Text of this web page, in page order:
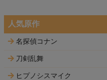
人気原作
名探偵コナン
刀剣乱舞
ヒプノシスマイク